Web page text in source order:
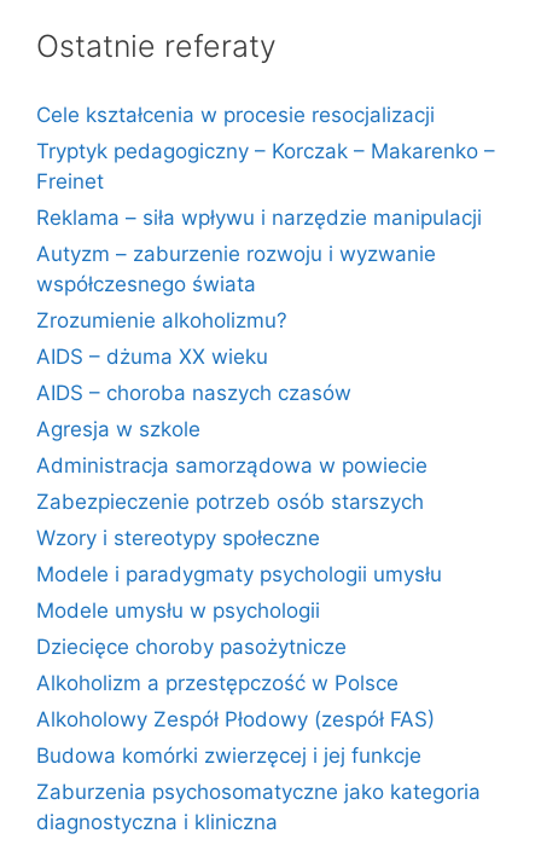
Ostatnie referaty
Cele kształcenia w procesie resocjalizacji
Tryptyk pedagogiczny – Korczak – Makarenko –
Freinet
Reklama – siła wpływu i narzędzie manipulacji
Autyzm – zaburzenie rozwoju i wyzwanie
współczesnego świata
Zrozumienie alkoholizmu?
AIDS – dżuma XX wieku
AIDS – choroba naszych czasów
Agresja w szkole
Administracja samorządowa w powiecie
Zabezpieczenie potrzeb osób starszych
Wzory i stereotypy społeczne
Modele i paradygmaty psychologii umysłu
Modele umysłu w psychologii
Dziecięce choroby pasożytnicze
Alkoholizm a przestępczość w Polsce
Alkoholowy Zespół Płodowy (zespół FAS)
Budowa komórki zwierzęcej i jej funkcje
Zaburzenia psychosomatyczne jako kategoria
diagnostyczna i kliniczna